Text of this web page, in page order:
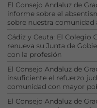
El Consejo Andaluz de
informe sobre el
sobre nuestra comunidad
Cádiz y Ceuta: El Colegio
renueva su Junta de
con la profesión
El Consejo Andaluz de
insuficiente el refuerzo
comunidad con mayor
El Consejo Andaluz de